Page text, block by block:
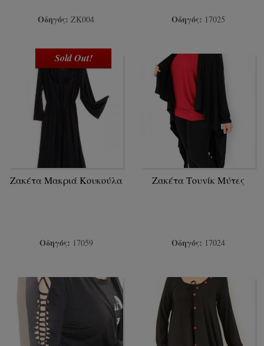
Οδηγός: ΖΚ004 Οδηγός: 17025
Sold Out!
Ζακέτα Μακριά Κουκούλα
Οδηγός: 17059
Ζακέτα Τουνίκ Μύτες
Οδηγός: 17024